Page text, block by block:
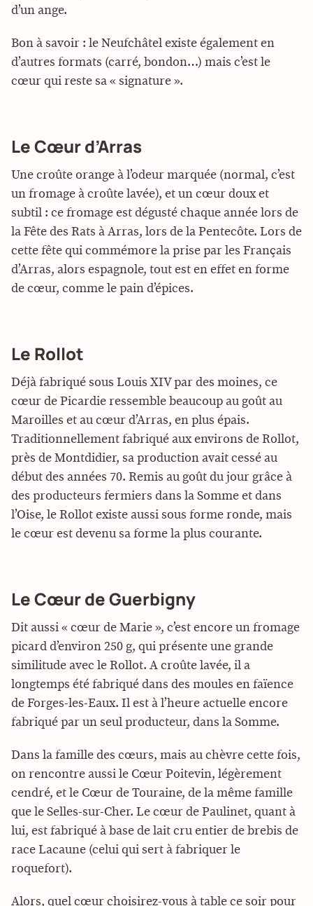
d’un ange.
Bon à savoir : le Neufchâtel existe également en
d’autres formats (carré, bondon…) mais c’est le
cœur qui reste sa « signature ».
Le Cœur d’Arras
Une croûte orange à l’odeur marquée (normal, c’est
un fromage à croûte lavée), et un cœur doux et
subtil : ce fromage est dégusté chaque année lors de
la Fête des Rats à Arras, lors de la Pentecôte. Lors de
cette fête qui commémore la prise par les Français
d’Arras, alors espagnole, tout est en effet en forme
de cœur, comme le pain d’épices.
Le Rollot
Déjà fabriqué sous Louis XIV par des moines, ce
cœur de Picardie ressemble beaucoup au goût au
Maroilles et au cœur d’Arras, en plus épais.
Traditionnellement fabriqué aux environs de Rollot,
près de Montdidier, sa production avait cessé au
début des années 70. Remis au goût du jour grâce à
des producteurs fermiers dans la Somme et dans
l’Oise, le Rollot existe aussi sous forme ronde, mais
le cœur est devenu sa forme la plus courante.
Le Cœur de Guerbigny
Dit aussi « cœur de Marie », c’est encore un fromage
picard d’environ 250 g, qui présente une grande
similitude avec le Rollot. A croûte lavée, il a
longtemps été fabriqué dans des moules en faïence
de Forges-les-Eaux. Il est à l’heure actuelle encore
fabriqué par un seul producteur, dans la Somme.
Dans la famille des cœurs, mais au chèvre cette fois,
on rencontre aussi le Cœur Poitevin, légèrement
cendré, et le Cœur de Touraine, de la même famille
que le Selles-sur-Cher. Le cœur de Paulinet, quant à
lui, est fabriqué à base de lait cru entier de brebis de
race Lacaune (celui qui sert à fabriquer le
roquefort).
Alors, quel cœur choisirez-vous à table ce soir pour